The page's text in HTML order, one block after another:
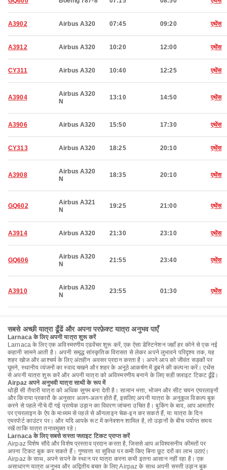
A3902 Airbus A320 07:45 09:20 एथेंस
A3912 Airbus A320 10:20 12:00 एथेंस
CY311 Airbus A320 10:40 12:25 एथेंस
A3904
Airbus A320
N
13:10 14:50 एथेंस
A3906 Airbus A320 15:50 17:30 एथेंस
CY313 Airbus A320 18:25 20:10 एथेंस
A3908
Airbus A320
N
18:35 20:10 एथेंस
GQ602
Airbus A321
N
19:25 21:00 एथेंस
A3914 Airbus A320 21:30 23:10 एथेंस
GQ606
Airbus A320
N
21:55 23:40 एथेंस
A3910
Airbus A320
N
23:55 01:30 एथेंस
सबसे अच्छी यात्रा ढूँढें और अपना परफ़ेक्ट यात्रा अनुभव पाएँ
Larnaca के लिए अपनी यात्रा शुरू करें
Larnaca के लिए एक अविस्मरणीय एडवेंचर शुरू करें, एक ऐसा डेस्टिनेशन जहाँ हर कोने से एक नई
कहानी सामने आती है। अपनी समृद्ध सांस्कृतिक विरासत से लेकर अपने लुभावने परिदृश्य तक, यह
शहर खोज और आश्चर्य के लिए अंतहीन अवसर प्रदान करता है। अपने आप को जीवंत सड़कों पर
घूमने, स्थानीय व्यंजनों का स्वाद चखने और शहर के अनूठे आकर्षण में डूबने की कल्पना करें। एथेंस
से अपनी यात्रा शुरू करें और अपनी यात्रा को अविस्मरणीय बनाने के लिए सही फ़्लाइट टिकट ढूँढ़ें।
Airpaz अपने अनुभवी यात्रा साथी के रूप में
थोड़ी सी तैयारी यात्रा को अधिक सुगम बना देती है। सामान भत्ता, भोजन और सीट चयन एयरलाइनों
और किराया प्रकारों के अनुसार अलग-अलग होते हैं, इसलिए अपनी यात्रा के अनुकूल विकल्प बुक
करने से पहले नीचे दी गई प्रत्येक उड़ान का विवरण जांचना उचित है। बुकिंग के बाद, आप आमतौर
पर एयरलाइन के ऐप के माध्यम से पहले से ऑनलाइन चेक-इन कर सकते हैं, या यात्रा के दिन
एयरपोर्ट काउंटर पर। और यदि आपके रूट में कनेक्शन शामिल है, तो उड़ानों के बीच पर्याप्त समय
रखें ताकि यात्रा तनावमुक्त रहे।
Larnaca के लिए सबसे सस्ता फ्लाइट टिकट प्राप्त करें
Airpaz विशेष सौदे और विशेष प्रस्ताव प्रदान करता है, जिससे आप अविश्वसनीय कीमतों पर
अपना टिकट बुक कर सकते हैं। गुणवत्ता या सुविधा पर कमी किए बिना छूट दरों का लाभ उठाएं।
Airpaz के साथ, अपने सपने के स्थान पर यात्रा करना कभी इतना आसान नहीं रहा है। एक
असाधारण यात्रा अनुभव और अद्वितीय बचत के लिए Airpaz के साथ अपनी सस्ती उड़ान बुक